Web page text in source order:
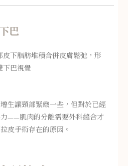
巴
皮下脂肪堆積合併皮膚鬆弛，形
下巴視覺
生讓頸部緊緻一些，但對於已經
——肌肉的分離需要外科縫合才
皮手術存在的原因。